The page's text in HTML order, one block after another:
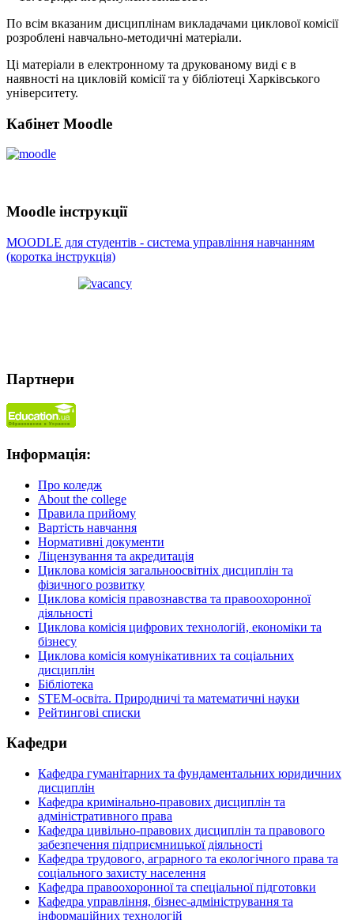
По всім вказаним дисциплінам викладачами циклової комісії
розроблені навчально-методичні матеріали.
Ці матеріали в електронному та друкованому виді є в
наявності на цикловій комісії та у бібліотеці Харківського
університету.
Кабінет Moodle
Moodle інструкції
MOODLE для студентів - система управління навчанням
(коротка інструкція)
Партнери
Інформація:
Про коледж
About the college
Правила прийому
Вартість навчання
Нормативні документи
Ліцензування та акредитація
Циклова комісія загальноосвітніх дисциплін та
фізичного розвитку
Циклова комісія правознавства та правоохоронної
діяльності
Циклова комісія цифрових технологій, економіки та
бізнесу
Циклова комісія комунікативних та соціальних
дисциплін
Бібліотека
STEM-освіта. Природничі та математичні науки
Рейтингові списки
Кафедри
Кафедра гуманітарних та фундаментальних юридичних
дисциплін
Кафедра кримінально-правових дисциплін та
адміністративного права
Кафедра цивільно-правових дисциплін та правового
забезпечення підприємницької діяльності
Кафедра трудового, аграрного та екологічного права та
соціального захисту населення
Кафедра правоохоронної та спеціальної підготовки
Кафедра управління, бізнес-адміністрування та
інформаційних технологій